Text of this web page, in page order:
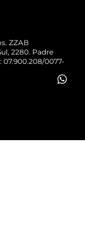
ZZAB
2280. Padre
07.900.208/0077-